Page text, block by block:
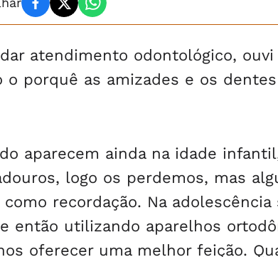
atendimento odontológico,
o porquê as amizades e os
aparecem ainda na idade
logo os perdemos, mas
recordação. Na
então utilizando aparelhos
oferecer uma melhor feição.